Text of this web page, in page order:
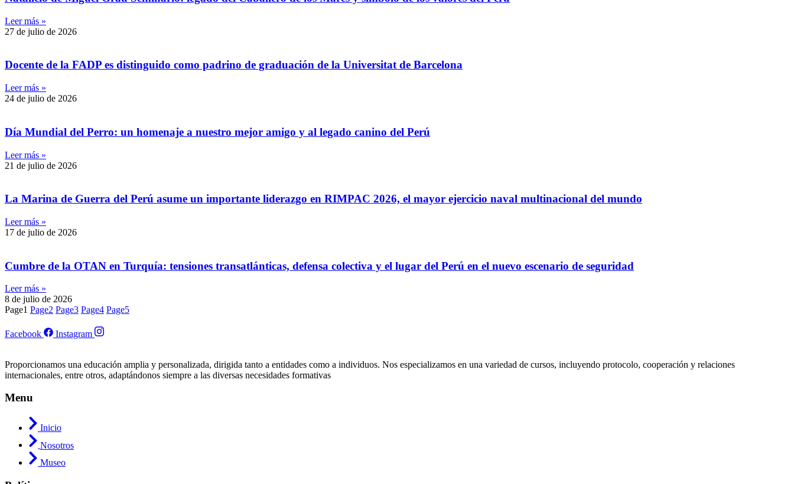
Leer más »
27 de julio de 2026
Docente de la FADP es distinguido como padrino de graduación de la Universitat de Barcelona
Leer más »
24 de julio de 2026
Día Mundial del Perro: un homenaje a nuestro mejor amigo y al legado canino del Perú
Leer más »
21 de julio de 2026
La Marina de Guerra del Perú asume un importante liderazgo en RIMPAC 2026, el mayor ejercicio naval multinacional del mundo
Leer más »
17 de julio de 2026
Cumbre de la OTAN en Turquía: tensiones transatlánticas, defensa colectiva y el lugar del Perú en el nuevo escenario de seguridad
Leer más »
8 de julio de 2026
Page1 Page2 Page3 Page4 Page5
Facebook Instagram
Proporcionamos una educación amplia y personalizada, dirigida tanto a entidades como a individuos. Nos especializamos en una variedad de cursos, incluyendo protocolo, cooperación y relaciones
internacionales, entre otros, adaptándonos siempre a las diversas necesidades formativas
Menu
Inicio
Nosotros
Museo